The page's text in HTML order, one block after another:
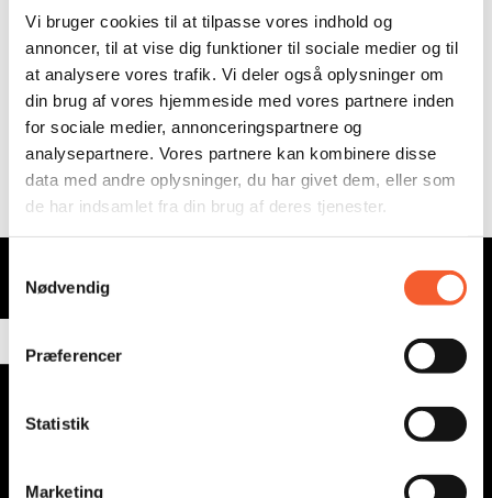
Vi bruger cookies til at tilpasse vores indhold og
annoncer, til at vise dig funktioner til sociale medier og til
at analysere vores trafik. Vi deler også oplysninger om
din brug af vores hjemmeside med vores partnere inden
for sociale medier, annonceringspartnere og
analysepartnere. Vores partnere kan kombinere disse
data med andre oplysninger, du har givet dem, eller som
de har indsamlet fra din brug af deres tjenester.
m
y
Nødvendig
Præferencer
Statistik
Marketing
Sæsonkort
udvikling
vinterferie
Østsjællands Museer
årskort
østsjællands museer
Tilmeld vores nyhedsbrev
E-mail